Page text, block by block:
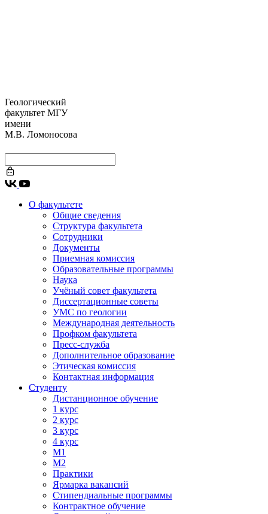
Геологический
факультет МГУ
имени
М.В. Ломоносова
О факультете
Общие сведения
Структура факультета
Сотрудники
Документы
Приемная комиссия
Образовательные программы
Наука
Учёный совет факультета
Диссертационные советы
УМС по геологии
Международная деятельность
Профком факультета
Пресс-служба
Дополнительное образование
Этическая комиссия
Контактная информация
Студенту
Дистанционное обучение
1 курс
2 курс
3 курс
4 курс
М1
М2
Практики
Ярмарка вакансий
Стипендиальные программы
Контрактное обучение